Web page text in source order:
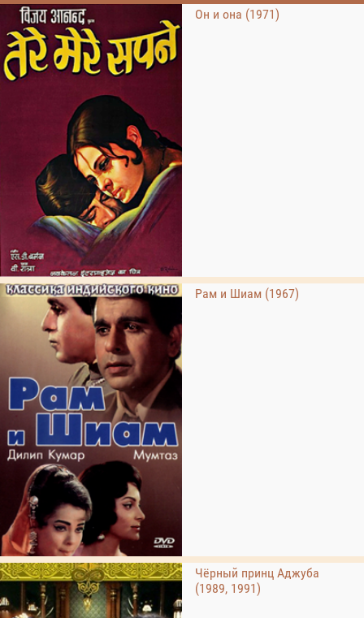
Он и она (1971)
Рам и Шиам (1967)
Чёрный принц Аджуба
(1989, 1991)